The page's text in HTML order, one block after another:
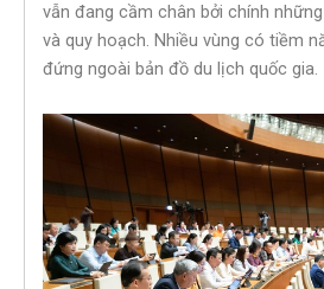
vẫn đang cầm chân bởi chính
và quy hoạch. Nhiều vùng có tiềm
đứng ngoài bản đồ du lịch quốc gia.